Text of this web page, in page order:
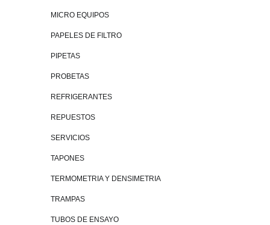
MICRO EQUIPOS
PAPELES DE FILTRO
PIPETAS
PROBETAS
REFRIGERANTES
REPUESTOS
SERVICIOS
TAPONES
TERMOMETRIA Y DENSIMETRIA
TRAMPAS
TUBOS DE ENSAYO